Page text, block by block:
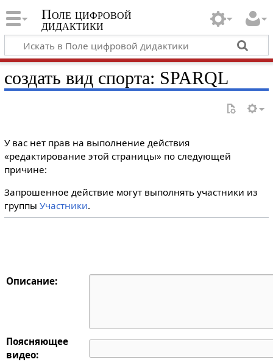
Поле цифровой
дидактики
создать вид спорта: SPARQL
У вас нет прав на выполнение действия
«редактирование этой страницы» по следующей
причине:
Запрошенное действие могут выполнять участники из
группы Участники.
Описание:
Поясняющее
видео: